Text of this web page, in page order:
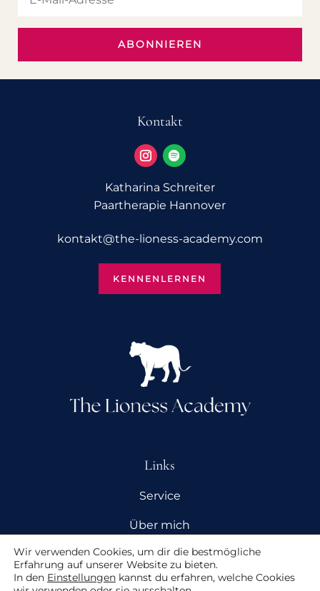
ABONNIEREN
Kontakt
Katharina Schreiter
Paartherapie Hannover
kontakt@­the-lioness-academy.com
KENNENLERNEN
Links
Service
Über mich
Kontakt
Wir verwenden Cookies, um dir die bestmögliche
Erfahrung auf unserer Website zu bieten.
In den Einstellungen kannst du erfahren, welche Cookies